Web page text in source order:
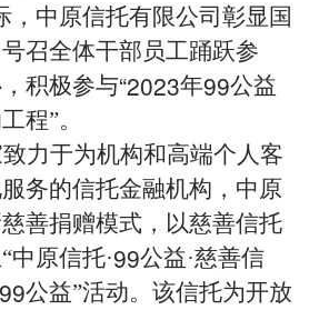
，中原信托有限公司彰显国
召全体干部员工踊跃参
积极参与“2023年99公益
程”。
力于为机构和高端个人客
务的信托金融机构，中原
善捐赠模式，以慈善信托
中原信托·99公益·慈善信
99公益”活动。该信托为开放